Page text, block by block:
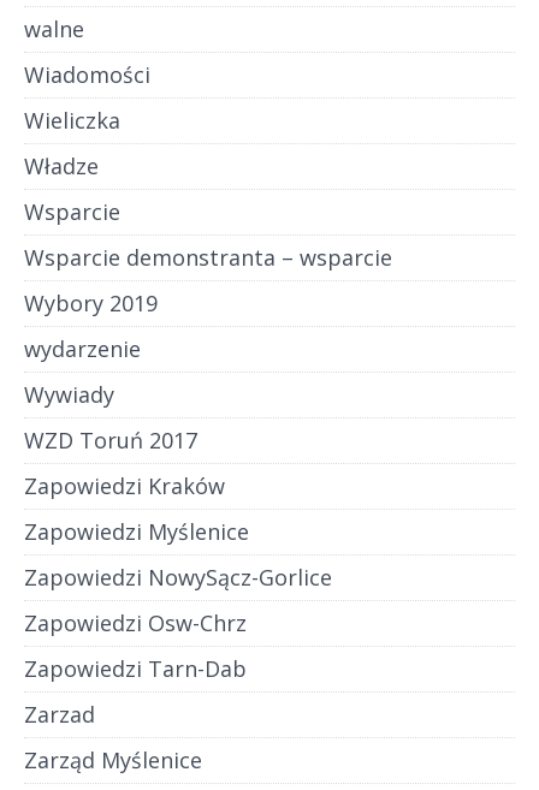
walne
Wiadomości
Wieliczka
Władze
Wsparcie
Wsparcie demonstranta – wsparcie
Wybory 2019
wydarzenie
Wywiady
WZD Toruń 2017
Zapowiedzi Kraków
Zapowiedzi Myślenice
Zapowiedzi NowySącz-Gorlice
Zapowiedzi Osw-Chrz
Zapowiedzi Tarn-Dab
Zarzad
Zarząd Myślenice